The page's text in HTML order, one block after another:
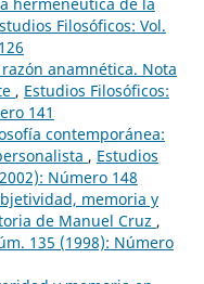
Filosóficos: Vol.
razón anamnética. Nota
, Estudios Filosóficos:
141
contemporánea:
, Estudios
Número 148
memoria y
de Manuel Cruz ,
135 (1998): Número